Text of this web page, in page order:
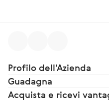
Profilo dell’Azienda
Guadagna
Acquista e ricevi